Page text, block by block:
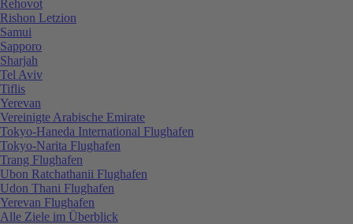
Rehovot
Rishon Letzion
Samui
Sapporo
Sharjah
Tel Aviv
Tiflis
Yerevan
Vereinigte Arabische Emirate
Tokyo-Haneda International Flughafen
Tokyo-Narita Flughafen
Trang Flughafen
Ubon Ratchathanii Flughafen
Udon Thani Flughafen
Yerevan Flughafen
Alle Ziele im Überblick